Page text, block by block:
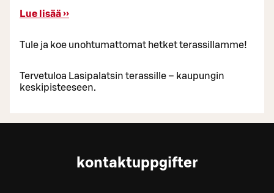
Lue lisää ››
Tule ja koe unohtumattomat hetket terassillamme!
Tervetuloa Lasipalatsin terassille – kaupungin
keskipisteeseen.
kontaktuppgifter